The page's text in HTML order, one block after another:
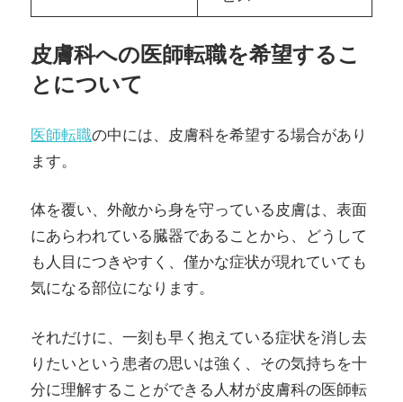
皮膚科への医師転職を希望するこ
とについて
医師転職の中には、皮膚科を希望する場合があり
ます。
体を覆い、外敵から身を守っている皮膚は、表面
にあらわれている臓器であることから、どうして
も人目につきやすく、僅かな症状が現れていても
気になる部位になります。
それだけに、一刻も早く抱えている症状を消し去
りたいという患者の思いは強く、その気持ちを十
分に理解することができる人材が皮膚科の医師転